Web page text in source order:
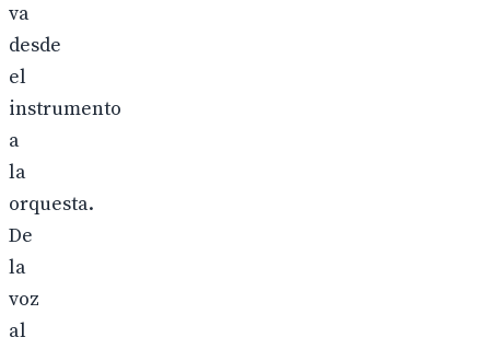
va
desde
el
instrumento
a
la
orquesta.
De
la
voz
al